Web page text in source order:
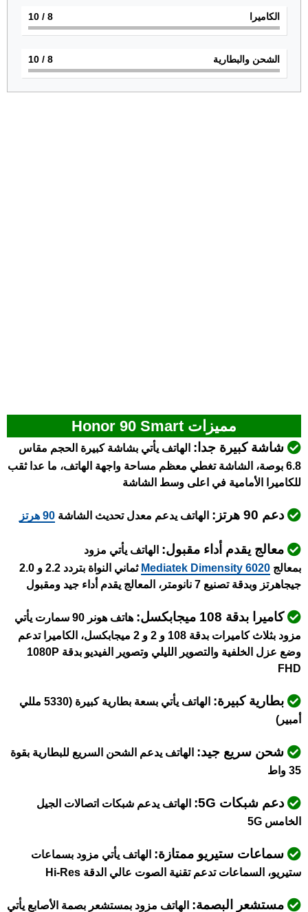
الكاميرا 8
/ 10
الشحن والبطارية 8
/ 10
مميزات Honor 90 Smart
شاشة كبيرة جدا: الهاتف يأتي بشاشة كبيرة الحجم مقاس
6.8 بوصة، الشاشة تغطي معظم مساحة واجهة الهاتف، ما عدا ثقب
للكاميرا الأمامية في اعلى وسط الشاشة
دعم 90 هرتز: الهاتف يدعم معدل تحديث الشاشة 90 هرتز
معالج يقدم أداء مقبول: الهاتف يأتي مزود
بمعالج Mediatek Dimensity 6020
ثماني النواة بتردد 2.2 و 2.0
جيجاهرتز وبدقة تصنيع 7 نانومتر، المعالج يقدم أداء جيد ومقبول
كاميرا بدقة 108 ميجابكسل:
هاتف هونر 90 سمارت يأتي
مزود بثلاث كاميرات بدقة 108 و 2 و 2 ميجابكسل، الكاميرا تدعم
وضع عزل الخلفية والتصوير الليلي وتصوير الفيديو بدقة 1080P
FHD
بطارية كبيرة:
الهاتف يأتي بسعة بطارية كبيرة (5330 مللي
أمبير)
شحن سريع جيد: الهاتف يدعم الشحن السريع للبطارية بقوة
35 واط
دعم شبكات 5G:
الهاتف يدعم شبكات اتصالات الجيل
الخامس 5G
سماعات ستيريو ممتازة: الهاتف يأتي مزود بسماعات
ستيريو، السماعات تدعم تقنية الصوت عالي الدقة Hi-Res
مستشعر البصمة: الهاتف مزود بمستشعر بصمة الأصابع يأتي